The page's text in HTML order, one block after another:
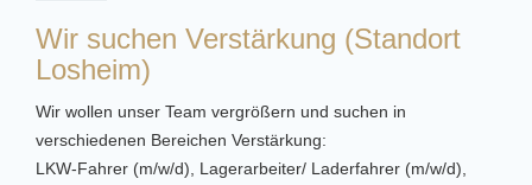
Wir suchen Verstärkung (Standort
Losheim)
Wir wollen unser Team vergrößern und suchen in
verschiedenen Bereichen Verstärkung:
LKW-Fahrer (m/w/d), Lagerarbeiter/ Laderfahrer (m/w/d),